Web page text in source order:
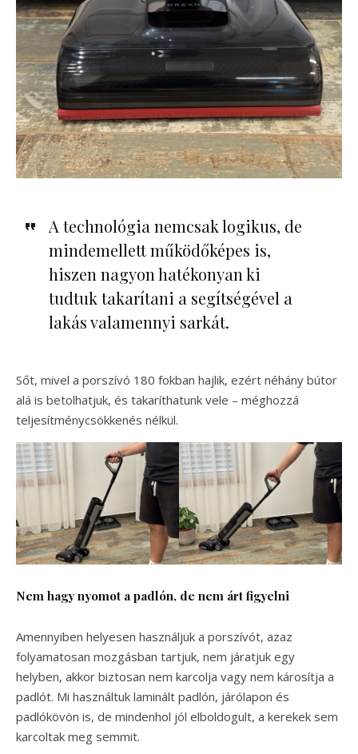
A technológia nemcsak logikus, de
mindemellett működőképes is,
hiszen nagyon hatékonyan ki
tudtuk takarítani a segítségével a
lakás valamennyi sarkát.
Sőt, mivel a porszívó 180 fokban hajlik, ezért néhány bútor
alá is betolhatjuk, és takaríthatunk vele – méghozzá
teljesítménycsökkenés nélkül.
Nem hagy nyomot a padlón, de nem árt figyelni
Amennyiben helyesen használjuk a porszívót, azaz
folyamatosan mozgásban tartjuk, nem járatjuk egy
helyben, akkor biztosan nem karcolja vagy nem károsítja a
padlót. Mi használtuk laminált padlón, járólapon és
padlókövön is, de mindenhol jól elboldogult, a kerekek sem
karcoltak meg semmit.